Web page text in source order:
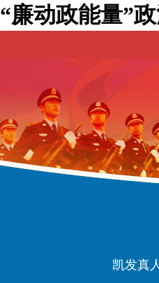
“廉动政能量”
凯发真